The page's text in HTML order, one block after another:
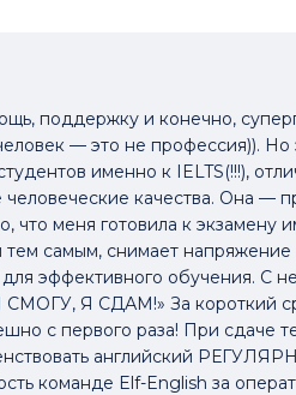
и конечно,
— это не профессия)).
именно к IELTS(!!!),
качества. Она —
меня готовила к экзамену
самым, снимает
эффективного обучения. С
Я СДАМ!» За короткий
с первого раза! При сдаче
английский
команде Elf-English за